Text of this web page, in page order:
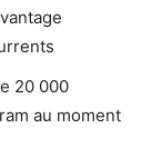
20 000
au moment